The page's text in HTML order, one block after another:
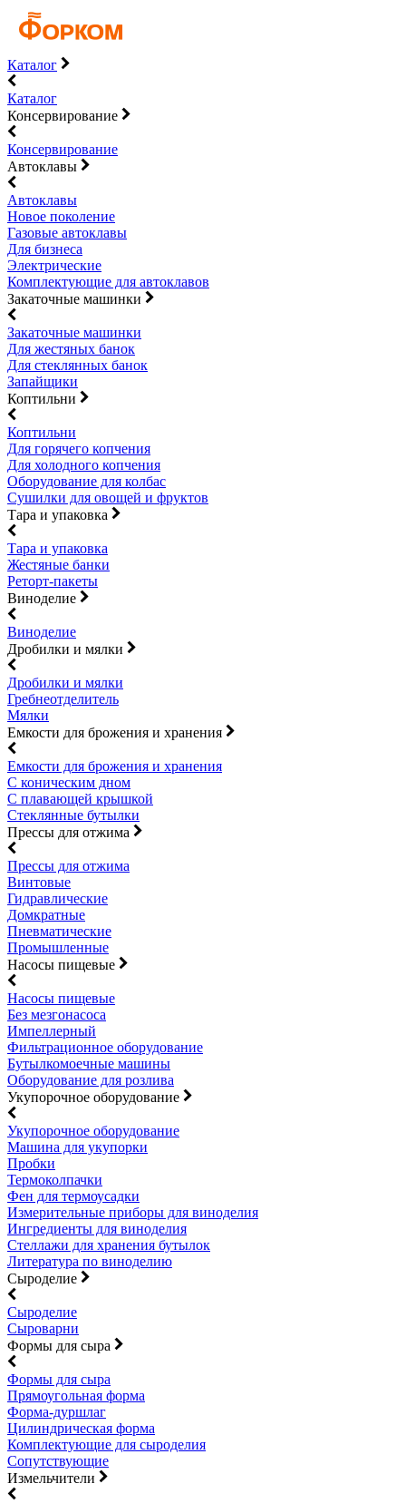
Каталог
Каталог
Консервирование
Консервирование
Автоклавы
Автоклавы
Новое поколение
Газовые автоклавы
Для бизнеса
Электрические
Комплектующие для автоклавов
Закаточные машинки
Закаточные машинки
Для жестяных банок
Для стеклянных банок
Запайщики
Коптильни
Коптильни
Для горячего копчения
Для холодного копчения
Оборудование для колбас
Сушилки для овощей и фруктов
Тара и упаковка
Тара и упаковка
Жестяные банки
Реторт-пакеты
Виноделие
Виноделие
Дробилки и мялки
Дробилки и мялки
Гребнеотделитель
Мялки
Емкости для брожения и хранения
Емкости для брожения и хранения
С коническим дном
С плавающей крышкой
Стеклянные бутылки
Прессы для отжима
Прессы для отжима
Винтовые
Гидравлические
Домкратные
Пневматические
Промышленные
Насосы пищевые
Насосы пищевые
Без мезгонасоса
Импеллерный
Фильтрационное оборудование
Бутылкомоечные машины
Оборудование для розлива
Укупорочное оборудование
Укупорочное оборудование
Машина для укупорки
Пробки
Термоколпачки
Фен для термоусадки
Измерительные приборы для виноделия
Ингредиенты для виноделия
Стеллажи для хранения бутылок
Литература по виноделию
Сыроделие
Сыроделие
Сыроварни
Формы для сыра
Формы для сыра
Прямоугольная форма
Форма-дуршлаг
Цилиндрическая форма
Комплектующие для сыроделия
Сопутствующие
Измельчители